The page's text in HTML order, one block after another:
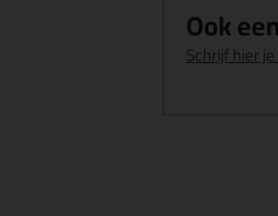
Ook
Schrijf hier